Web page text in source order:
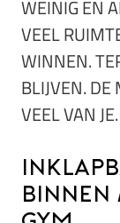
WEINIG EN
VEEL
WINNEN.
BLIJVEN. DE
VEEL VAN
binnen